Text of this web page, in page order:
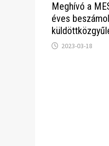
Meghívó a
éves
2023-03-18